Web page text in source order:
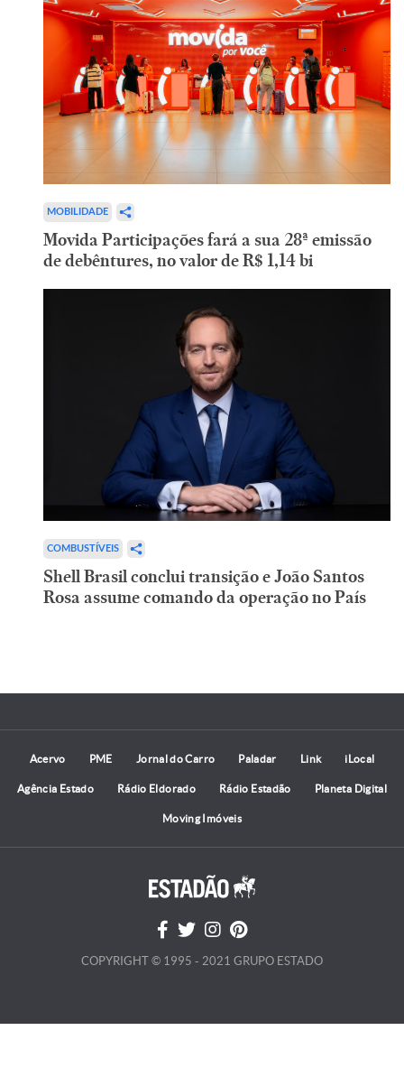
MOBILIDADE
Movida Participações fará a sua 28ª emissão
de debêntures, no valor de R$ 1,14 bi
COMBUSTÍVEIS
Shell Brasil conclui transição e João Santos
Rosa assume comando da operação no País
Acervo PME Jornal do Carro Paladar Link iLocal
Agência Estado Rádio Eldorado Rádio Estadão Planeta Digital
Moving Imóveis
COPYRIGHT © 1995 - 2021 GRUPO ESTADO